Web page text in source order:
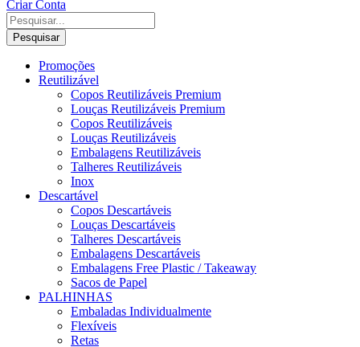
Criar Conta
Pesquisar
Promoções
Reutilizável
Copos Reutilizáveis Premium
Louças Reutilizáveis Premium
Copos Reutilizáveis
Louças Reutilizáveis
Embalagens Reutilizáveis
Talheres Reutilizáveis
Inox
Descartável
Copos Descartáveis
Louças Descartáveis
Talheres Descartáveis
Embalagens Descartáveis
Embalagens Free Plastic / Takeaway
Sacos de Papel
PALHINHAS
Embaladas Individualmente
Flexíveis
Retas